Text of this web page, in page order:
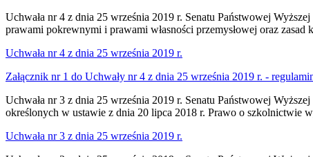
Uchwała nr 4 z dnia 25 września 2019 r. Senatu Państwowej
prawami pokrewnymi i prawami własności przemysłowej oraz
Uchwała nr 4 z dnia 25 września 2019 r.
Załącznik nr 1 do Uchwały nr 4 z dnia 25 września 2019 r. -
Uchwała nr 3 z dnia 25 września 2019 r. Senatu Państwowej
określonych w ustawie z dnia 20 lipca 2018 r. Prawo o szkolnictwie
Uchwała nr 3 z dnia 25 września 2019 r.